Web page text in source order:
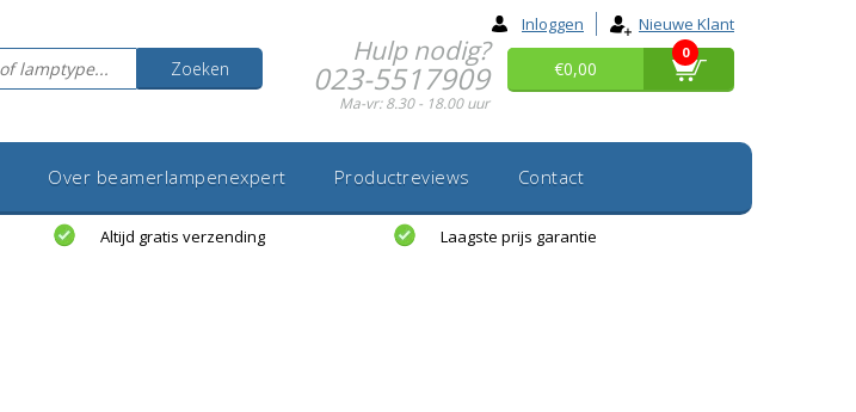
Inloggen Nieuwe Klant
Zoeken
Hulp nodig?
023-5517909
Ma-vr: 8.30 - 18.00 uur
€0,00
0
Over beamerlampenexpert Productreviews Contact
Altijd gratis verzending Laagste prijs garantie